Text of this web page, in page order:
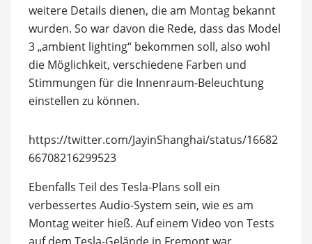
weitere Details dienen, die am Montag bekannt
wurden. So war davon die Rede, dass das Model
3 „ambient lighting“ bekommen soll, also wohl
die Möglichkeit, verschiedene Farben und
Stimmungen für die Innenraum-Beleuchtung
einstellen zu können.
https://twitter.com/JayinShanghai/status/16682
66708216299523
Ebenfalls Teil des Tesla-Plans soll ein
verbessertes Audio-System sein, wie es am
Montag weiter hieß. Auf einem Video von Tests